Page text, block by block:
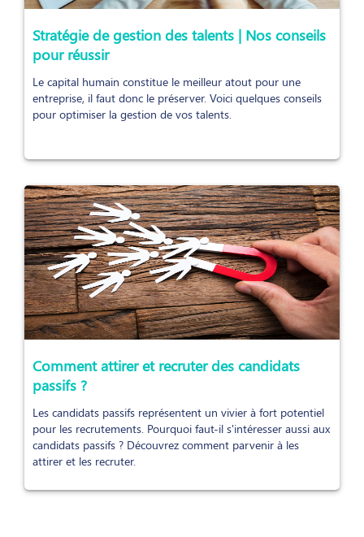
Stratégie de gestion des talents | Nos conseils
pour réussir
Le capital humain constitue le meilleur atout pour une
entreprise, il faut donc le préserver. Voici quelques conseils
pour optimiser la gestion de vos talents.
Comment attirer et recruter des candidats
passifs ?
Les candidats passifs représentent un vivier à fort potentiel
pour les recrutements. Pourquoi faut-il s'intéresser aussi aux
candidats passifs ? Découvrez comment parvenir à les
attirer et les recruter.